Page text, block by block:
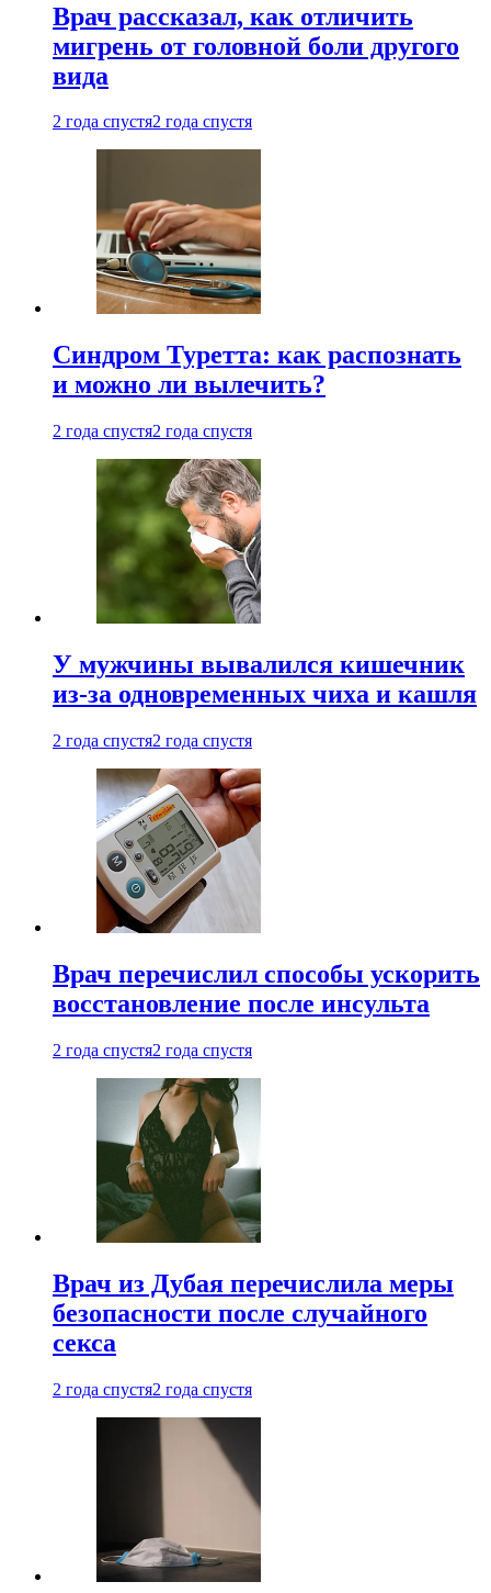
Врач рассказал, как отличить
мигрень от головной боли другого
вида
2 года спустя2 года спустя
Синдром Туретта: как распознать
и можно ли вылечить?
2 года спустя2 года спустя
У мужчины вывалился кишечник
из-за одновременных чиха и кашля
2 года спустя2 года спустя
Врач перечислил способы ускорить
восстановление после инсульта
2 года спустя2 года спустя
Врач из Дубая перечислила меры
безопасности после случайного
секса
2 года спустя2 года спустя